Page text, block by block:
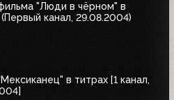
"Люди в чёрном" в
(Первый канал, 29.08.2004)
в титрах [1 канал,